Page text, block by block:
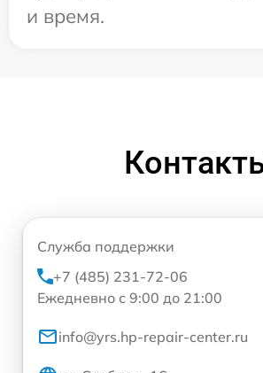
и время.
Служба поддержки
+7 (485) 231-72-06
Ежедневно с 9:00 до 21:00
info@yrs.hp-repair-center.ru